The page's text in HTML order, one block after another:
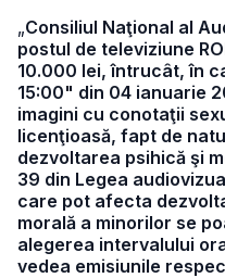
„Consiliul Naţional al
postul de televiziune
10.000 lei, întrucât, în
15:00" din 04 ianuarie
imagini cu conotaţii
licenţioasă, fapt de
dezvoltarea psihică şi
39 din Legea
care pot afecta
morală a minorilor se
alegerea intervalului
vedea emisiunile